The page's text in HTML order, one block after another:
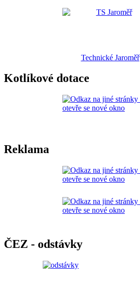
Technické Jaroměř
Kotlíkové dotace
Reklama
ČEZ - odstávky